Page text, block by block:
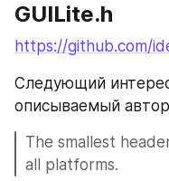
GUILite.h
https://github.com/
Следующий
описываемый
The smallest
all platforms.